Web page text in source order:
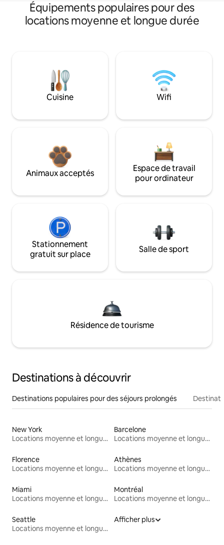
Équipements populaires pour des
locations moyenne et longue durée
Cuisine Wifi
Animaux acceptés
Espace de travail
pour ordinateur
Stationnement
gratuit sur place
Salle de sport
Résidence de tourisme
Destinations à découvrir
Destinations populaires pour des séjours prolongés
New York
Locations moyenne et longue durée
Barcelone
Locations moyenne et longue durée
Florence
Locations moyenne et longue durée
Athènes
Locations moyenne et longue durée
Miami
Locations moyenne et longue durée
Montréal
Locations moyenne et longue durée
Seattle
Locations moyenne et longue durée
Afficher plus